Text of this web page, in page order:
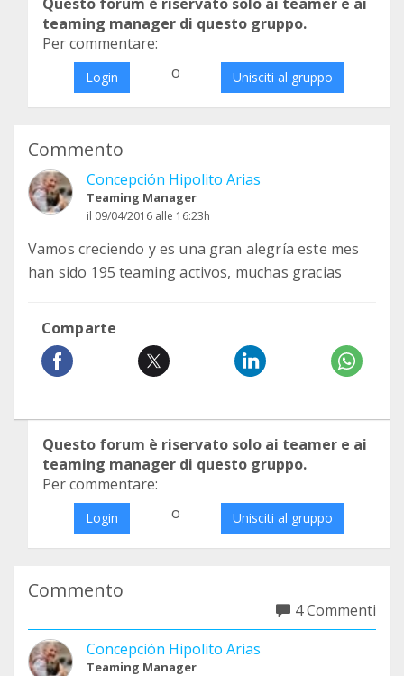
teaming manager di questo gruppo.
Per commentare:
Login o Unisciti al gruppo
Commento
Concepción Hipolito Arias
Teaming Manager
il 09/04/2016 alle 16:23h
Vamos creciendo y es una gran alegría este mes
han sido 195 teaming activos, muchas gracias
Comparte
Questo forum è riservato solo ai teamer e ai
teaming manager di questo gruppo.
Per commentare:
Login o Unisciti al gruppo
Commento
4 Commenti
Concepción Hipolito Arias
Teaming Manager